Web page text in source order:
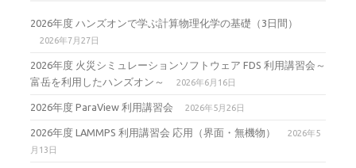
2026年度 ハンズオンで学ぶ計算物理化学の基礎（3日間）
2026年7月27日
2026年度 火災シミュレーションソフトウェア FDS 利用講習会～
富岳を利用したハンズオン～
2026年6月16日
2026年度 ParaView 利用講習会 2026年5月26日
2026年度 LAMMPS 利用講習会 応用（界面・無機物）
2026年5
月13日